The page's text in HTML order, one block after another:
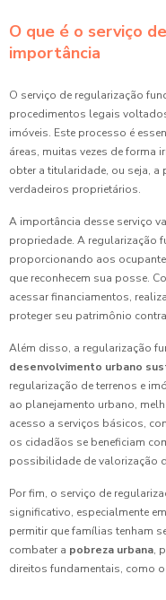
O que é o serviço
importância
O serviço de regularização
procedimentos legais
imóveis. Este processo é
áreas, muitas vezes de forma
obter a titularidade, ou seja,
verdadeiros proprietários.
A importância desse serviço
propriedade. A regularização
proporcionando aos
que reconhecem sua posse.
acessar financiamentos,
proteger seu patrimônio
Além disso, a regularização
desenvolvimento urbano
regularização de terrenos e
ao planejamento urbano,
acesso a serviços básicos,
os cidadãos se beneficiam
possibilidade de valorização
Por fim, o serviço de
significativo, especialmente
permitir que famílias tenham
combater a pobreza urbana,
direitos fundamentais, como